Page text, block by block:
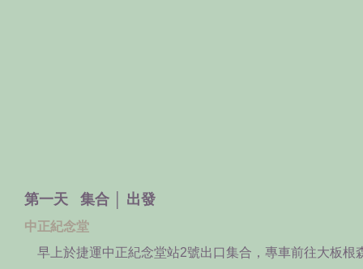
第一天 集合 │ 出發
中正紀念堂
早上於捷運中正紀念堂站2號出口集合，專車前往大板根